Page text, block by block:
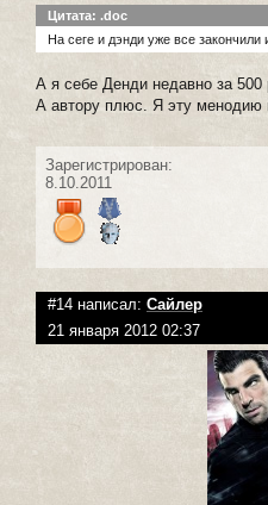
Цитата: .doc
На сеге и дэнди уже все закончили
А я себе Денди недавно за
А автору плюс. Я эту менодию
Зарегистрирован:
8.10.2011
#14 написал: Сайлер
21 января 2012 02:37